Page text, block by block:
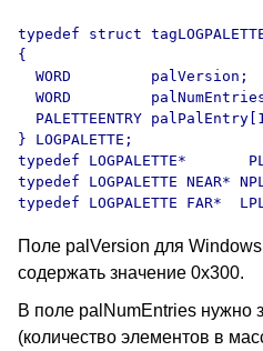
typedef struct
{
  WORD         palVersion;
WORD
PALETTEENTRY
} LOGPALETTE;
typedef LOGPALETTE*
typedef LOGPALETTE NEAR*
typedef LOGPALETTE FAR*
Поле palVersion для
содержать значение 0x300.
В поле palNumEntries нужно
(количество элементов в